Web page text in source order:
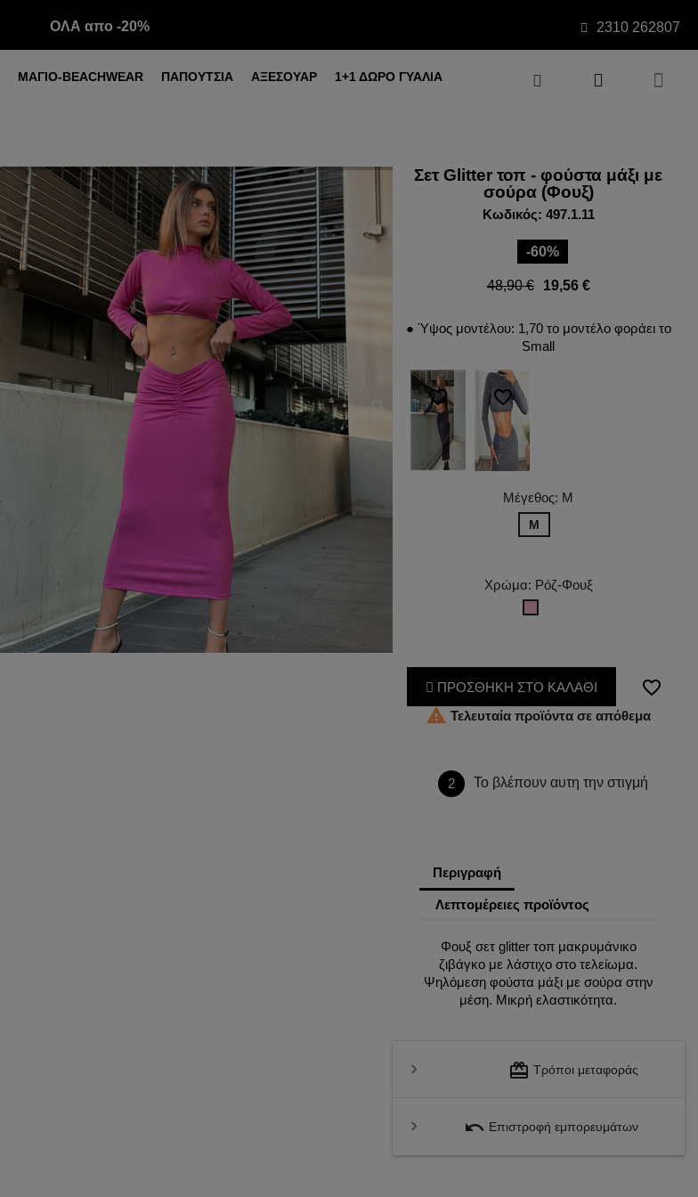
ΟΛΑ απο -20% 2310 262807
ΜΑΓΙΟ-BEACHWEAR ΠΑΠΟΥΤΣΙΑ ΑΞΕΣΟΥΑΡ
1+1 ΔΩΡΟ ΓΥΑΛΙΑ
Σετ Glitter τοπ - φούστα μάξι με
σούρα (Φουξ)
Κωδικός: 497.1.11
-60%
48,90 € 19,56 €
● Ύψος μοντέλου: 1,70 το μοντέλο φοράει το
Small
favorite_border favorite_border
Μέγεθος: M
M
Χρώμα: Ρόζ-Φουξ
ΠΡΟΣΘΗΚΗ ΣΤΟ ΚΑΛΑΘΙ
favorite_border
 Τελευταία προϊόντα σε απόθεμα
2 Το βλέπουν αυτη την στιγμή
Περιγραφή
Λεπτομέρειες προϊόντος
Φουξ σετ glitter τοπ μακρυμάνικο
ζιβάγκο με λάστιχο στο τελείωμα.
Ψηλόμεση φούστα μάξι με σούρα στην
μέση. Μικρή ελαστικότητα.
redeem Τρόποι μεταφοράς
undo Επιστροφή εμπορευμάτων